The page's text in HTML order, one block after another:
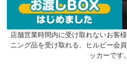
店舗営業時間内に受け取れないお客
ニング品を受け取れる、ヒルビー会
ッカーです。